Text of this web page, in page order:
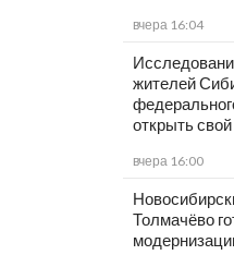
вчера 16:04
жителей
открыть
вчера 16:00
Толмачёво